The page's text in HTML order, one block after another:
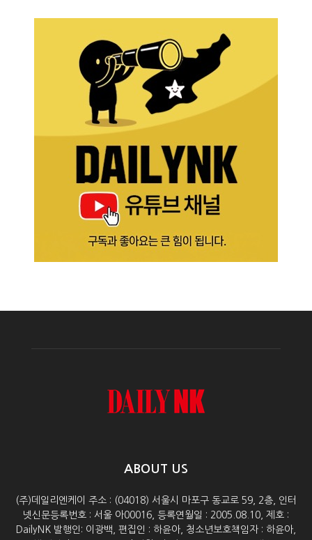
ABOUT US
(주)데일리엔케이 주소 : (04018) 서울시 마포구 동교로 59, 2층, 인터
넷신문등록번호 : 서울 아00016, 등록연월일 : 2005.08.10, 제호 :
DailyNK 발행인: 이광백, 편집인 : 하윤아, 청소년보호책임자 : 하윤아,